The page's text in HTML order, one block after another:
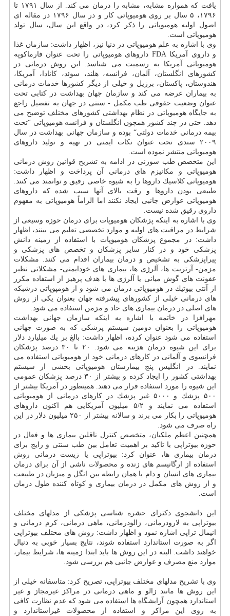
یافت كه همواره مشابه، مشابه را درمان می كند. از سال ۱۷۹۱ تا
۱۷۹۶، ۵ سال بر روی هومیوپاتی كار و در سال ۱۷۹۶ در مقاله ای
اصول اولیه هومیوپاتی را ذكر كرد، در واقع این سال، سال تولد
هومیوپاتی است.
وی با اشاره به علم هومیوپاتی در دنیا نیز، اظهار داشت: سازمان غذا
و داروی آمریكا FDA داروهای هومیوپاتی را تحت عنوان فارماكوپه
هومیوپاتی آمریكا به رسمیت می شناسد. این روش درمانی در
كشورهای انگلستان، آلمان، فرانسه، هلند، سوئد، كانادا، آمریكا،
هندوستان، پاكستان، برزیل و خیلی از دیگر كشورها خدمات درمانی
به بیماران عرضه می كند و سازمان جهان بهداشت در كتابی تحت
عنوان وضعیت حقوقی طب مكمل - سنتی در جهان به تفصیل راجع
به جایگاه هومیوپاتی در نظام بهداشتی كشورهای مختلف توضیح می
دهد. حتی در چند كشور همچون انگلستان و فرانسه هومیوپاتی “تحت
بیمه درمانی خدمات دولتی“ بوده و سازمان جهانی بهداشت در سال
۲۰۰۹ سندی تحت عنوان نكات ایمنی در تهیه و تولید داروهای
هومیوپاتی منتشر نموده است.
این متخصص طب سوزنی در ادامه به تشریح قوانین روش درمانی
هومیوپاتی و مكانیزم های درمانی آن پرداخت و اظهار داشت:
هومیوپاتی كلاسیك داروها را به شیوه خاصی رقیق و توانمند می كنند.
طبیعی بودن داروها و رقت بالای آنها سبب شده كه داروهای
هومیوپاتی عوارض جانبی ایجاد نكنند اما الزاماً هومیوپاتی به مفهوم
داروی رقیق شده نیست.
وی با اشاره به اینكه پزشكان هومیوپات برای درمان حوزه وسیعی از
شرایط در مراقبت های اولیه و موارد تخصصی تعلیم می بینند، اظهار
داشت: در مجموع پزشكان هومیوپات با استفاده از زمینه دانش
پزشكی خود و در كنار سایر پزشكان و تخصص های پزشكی و
پیراپزشكی به تشخیص و درمان بیماران اقدام می كنند. مشكلات
مزمن- آرتریت ها، آلرژی ها، بیماری های خودایمنی- مشكلاتی نظیر
عفونت های گوش میانی یا آلرژی ها با هدف پرهیز از استفاده مكرر
از آنتی بیوتیك در هومیوپاتی درمان می شود و از هومپوپاتی درشبكه
های درمانی خیلی از كشورهای پیشرفته جهان بعنوان یكی از روش
های اصلی در درمان بیماری های حاد و مزمن استفاده می شود.
مهرافزا در خاتمه با اشاره به اینكه سازمان جهانی بهداشت
هومیوپاتی را بعنوان دومین سیستم پزشكی كه به صورت جهانی
استفاده می شود عنوان كرده، اظهار داشت: بالغ بر یك میلیارد دلار
برای این شیوه درمان هزینه می شود. ۲۰ تا ۳۰ درصد پزشكان
فرانسوی و آلمانی در كارهای درمانی خود از هومیوپاتی استفاده می
نمایند. در انگلیس پنج بیمارستان هومیوپاتی بخشی از سیستم
بهداشتی كشور را ایجاد كرده و بیشتر از ۳۰ درصد پزشكان عمومی
این شیوه را مورد استفاده قرار می دهند. همینطور در آمریكا بیشتر از
۵۰۰ پزشك و ۵۰۰۰ غیر پزشك در كارهای درمانی از هومیوپاتی
استفاده می نمایند و ۵/۲ میلیون آمریكایی هم اكنون داروهای
هومیوپاتی را بكار می برند
و سالانه بیشتر از ۲۵۰ میلیون دلار در این
راه صرف می شود.
همچنین اعظم ملكیان، متخصص كنترل ناقلین بیماری ها و فعال در
حوزه بیوتراپی با تاكید بر اهمیت تعامل بین طب سنتی و رایج برای
درمان بیماری ها، عنوان كرد: بیوتراپی یا زیست درمانی روش
استفاده از ارگانیسم های زنده و محصولات ناشی از آن برای درمان
بیماری های انسان و دام یا همان رابطه بین انگل و میزبان در طبیعت
و از روش های مكمل در درمان بیماری و كوتاه كننده طول درمان
است.
این دانشجوی دكترای حشره شناسی پزشكی از مدلهای مختلف
بیوتراپی به لارودرمانی، زالودرمانی، ماهی درمانی، كرم درمانی و
انیمال تراپی اشاره نمود و اظهار داشت: روش های مختلف بیوتراپی
اگر به صورت استاندارد استفاده شوند، نتایج بسیار خوبی به دنبال
خواهند داشت. البته در این روش ها باید ابتدا زمینه ها، شرایط بیمار،
موارد منع مصرف و عوارض جانبی هم بررسی شود.
وی با تشریح مدلهای مختلف بیوتراپی، تصریح كرد: متاسفانه خیلی از
این روش ها مانند زالو و ماهی درمانی در مراكز غیرمجاز و غیر
استاندارد همچون آرایشگاه ها استفاده می شود كه عدم نظارت كافی
به روی این مراكز و استفاده از محصولات غیراستاندارد و